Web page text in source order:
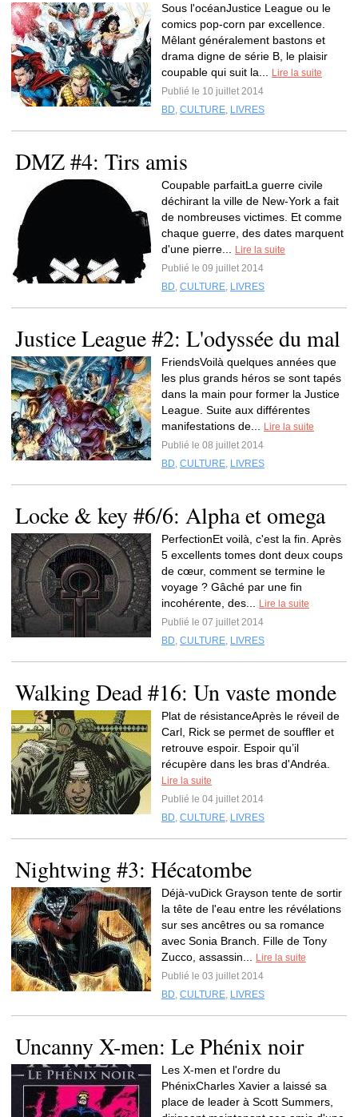
Sous l'océanJustice League ou le
comics pop-corn par excellence.
Mêlant généralement bastons et
drama digne de série B, le plaisir
coupable qui suit la...
Lire la suite
Publié le 10 juillet 2014
BD, CULTURE, LIVRES
DMZ #4: Tirs amis
Coupable parfaitLa guerre civile
déchirant la ville de New-York a fait
de nombreuses victimes. Et comme
chaque guerre, des dates marquent
d'une pierre...
Lire la suite
Publié le 09 juillet 2014
BD, CULTURE, LIVRES
Justice League #2: L'odyssée du mal
FriendsVoilà quelques années que
les plus grands héros se sont tapés
dans la main pour former la Justice
League. Suite aux différentes
manifestations de...
Lire la suite
Publié le 08 juillet 2014
BD, CULTURE, LIVRES
Locke & key #6/6: Alpha et omega
PerfectionEt voilà, c'est la fin. Après
5 excellents tomes dont deux coups
de cœur, comment se termine le
voyage ? Gâché par une fin
incohérente, des...
Lire la suite
Publié le 07 juillet 2014
BD, CULTURE, LIVRES
Walking Dead #16: Un vaste monde
Plat de résistanceAprès le réveil de
Carl, Rick se permet de souffler et
retrouve espoir. Espoir qu’il
récupère dans les bras d'Andréa.
Lire la suite
Publié le 04 juillet 2014
BD, CULTURE, LIVRES
Nightwing #3: Hécatombe
Déjà-vuDick Grayson tente de sortir
la tête de l'eau entre les révélations
sur ses ancêtres ou sa romance
avec Sonia Branch. Fille de Tony
Zucco, assassin...
Lire la suite
Publié le 03 juillet 2014
BD, CULTURE, LIVRES
Uncanny X-men: Le Phénix noir
Les X-men et l'ordre du
PhénixCharles Xavier a laissé sa
place de leader à Scott Summers,